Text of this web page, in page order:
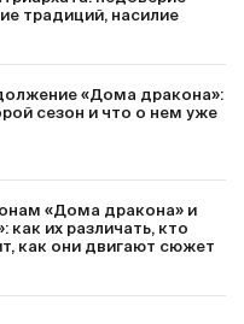
традиций, насилие
«Дома дракона»:
сезон и что о нем уже
«Дома дракона» и
как их различать, кто
как они двигают сюжет